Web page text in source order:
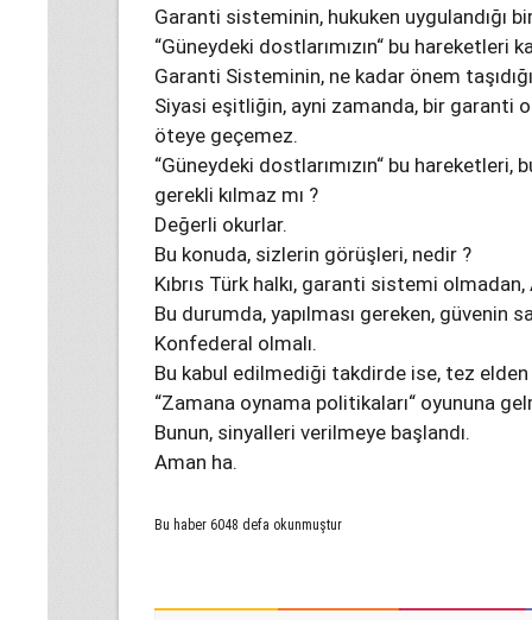
Garanti sisteminin, hukuken uygulandığı
“Güneydeki dostlarımızın“ bu hareketleri
Garanti Sisteminin, ne kadar önem
Siyasi eşitliğin, ayni zamanda, bir garanti
öteye geçemez.
“Güneydeki dostlarımızın“ bu hareketleri,
gerekli kılmaz mı ?
Değerli okurlar.
Bu konuda, sizlerin görüşleri, nedir ?
Kıbrıs Türk halkı, garanti sistemi
Bu durumda, yapılması gereken, güvenin
Konfederal olmalı.
Bu kabul edilmediği takdirde ise, tez
“Zamana oynama politikaları“ oyununa
Bunun, sinyalleri verilmeye başlandı.
Aman ha.
Bu haber 6048 defa okunmuştur